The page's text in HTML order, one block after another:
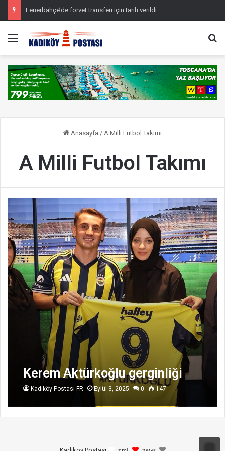
Fenerbahçe’de forvet transferi için tarih verildi
Menü
Anasayfa / A Milli Futbol Takımı
A Milli Futbol Takımı
Kerem Aktürkoğlu gerginliği
Kadıköy Postası FR Eylül 3, 2025 0 147